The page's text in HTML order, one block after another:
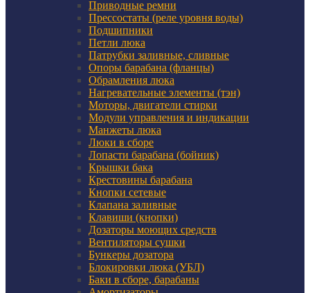
Приводные ремни
Прессостаты (реле уровня воды)
Подшипники
Петли люка
Патрубки заливные, сливные
Опоры барабана (фланцы)
Обрамления люка
Нагревательные элементы (тэн)
Моторы, двигатели стирки
Модули управления и индикации
Манжеты люка
Люки в сборе
Лопасти барабана (бойник)
Крышки бака
Крестовины барабана
Кнопки сетевые
Клапана заливные
Клавиши (кнопки)
Дозаторы моющих средств
Вентиляторы сушки
Бункеры дозатора
Блокировки люка (УБЛ)
Баки в сборе, барабаны